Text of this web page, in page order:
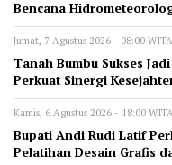
Bencana
Jumat, 7 Agustus 2026 - 08:00 WITA
Tanah Bumbu Sukses
Perkuat Sinergi
Kamis, 6 Agustus 2026 - 18:00
Bupati Andi Rudi Latif
Pelatihan Desain Grafis